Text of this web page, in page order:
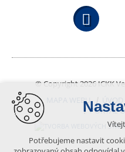
© Copyright 2026 ICKK
MAPA WEBU
ÚVOD
PORTÁL
Potřebujeme nastavit